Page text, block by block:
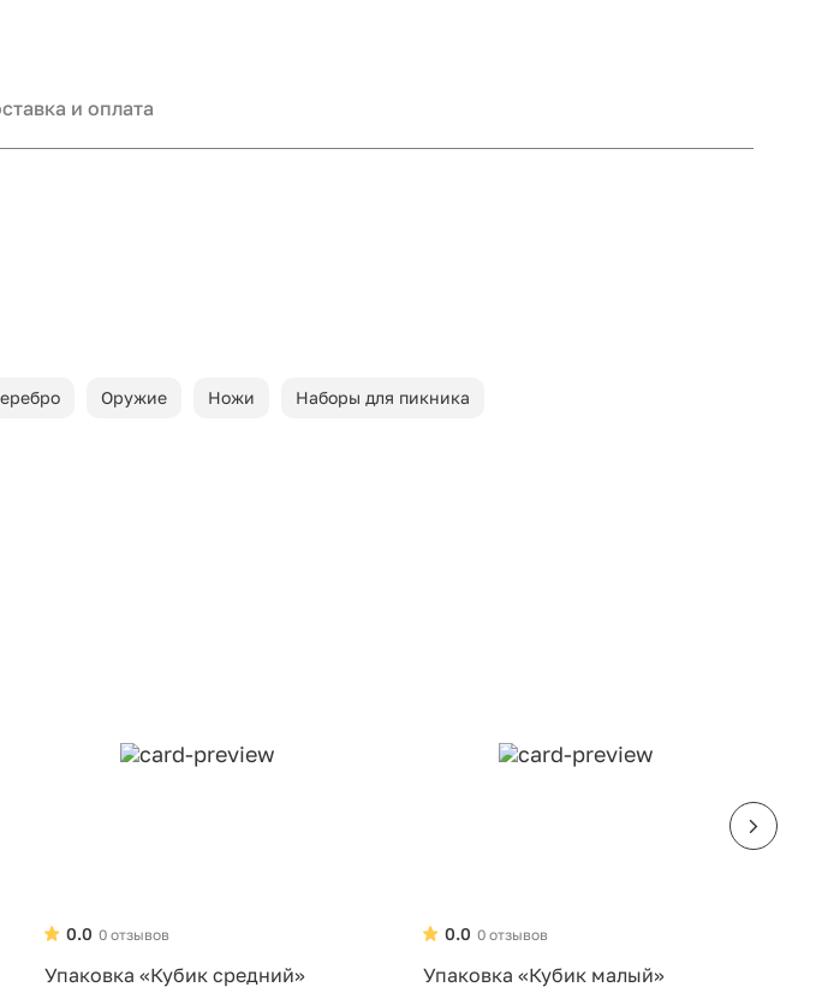
и оплата
Оружие Ножи Наборы для пикника
0 отзывов
0.0
Упаковка «Кубик средний»
0 отзывов
0.0
Упаковка «Кубик малый»